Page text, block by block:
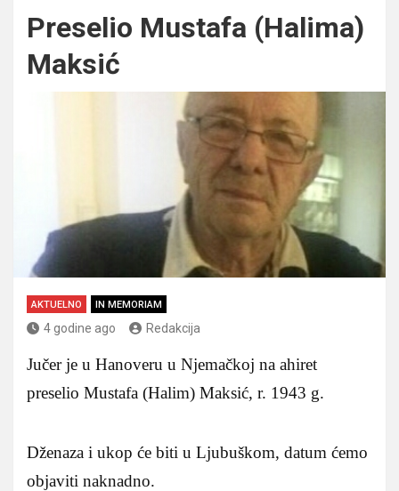
Preselio Mustafa (Halima)
Maksić
AKTUELNO IN MEMORIAM
4 godine ago Redakcija
Jučer je u Hanoveru u Njemačkoj na ahiret
preselio Mustafa (Halim) Maksić, r. 1943 g.
Dženaza i ukop će biti u Ljubuškom, datum ćemo
objaviti naknadno.